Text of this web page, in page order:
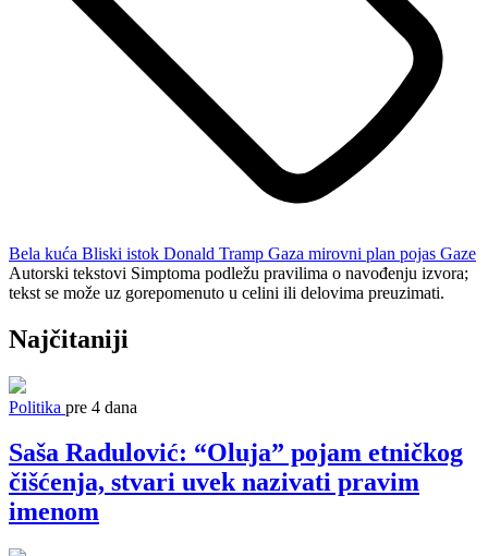
Bela kuća Bliski istok Donald Tramp Gaza mirovni plan pojas Gaze
Autorski tekstovi Simptoma podležu pravilima o navođenju izvora;
tekst se može uz gorepomenuto u celini ili delovima preuzimati.
Najčitaniji
Politika pre 4 dana
Saša Radulović: “Oluja” pojam etničkog
čišćenja, stvari uvek nazivati pravim
imenom